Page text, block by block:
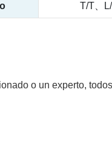
T/T、
o un experto,